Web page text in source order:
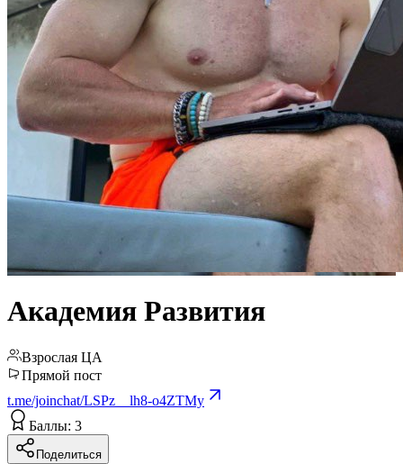
Академия Развития
Взрослая ЦА
Прямой пост
t.me/joinchat/LSPz__lh8-o4ZTMy
Баллы: 3
Поделиться